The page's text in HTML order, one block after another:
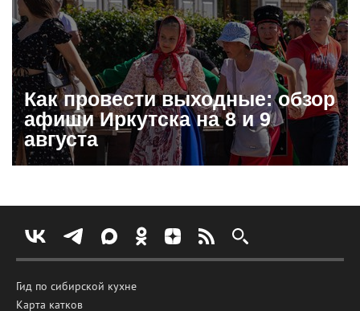
Как провести выходные: обзор
афиши Иркутска на 8 и 9
августа
Гид по сибирской кухне
Карта катков